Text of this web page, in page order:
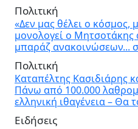
Πολιτική
«Δεν μας θέλει ο κόσμος,
μονολογεί ο Μητσοτάκης
μπαράζ ανακοινώσεων...
Πολιτική
Καταπέλτης Κασιδιάρης
Πάνω από 100.000
ελληνική ιθαγένεια – Θα
Ειδήσεις